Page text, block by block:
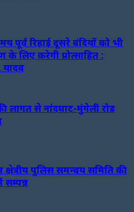
पूर्व रिहाई दूसरे बंदियों को भी
लिए करेगी प्रोत्साहित :
यादव
लागत से नांदघाट-मुंगेली रोड
क्षेत्रीय पुलिस समन्वय समिति की